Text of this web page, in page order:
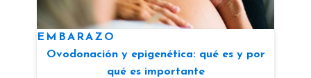
EMBARAZO
Ovodonación y epigenética: qué es y por
qué es importante